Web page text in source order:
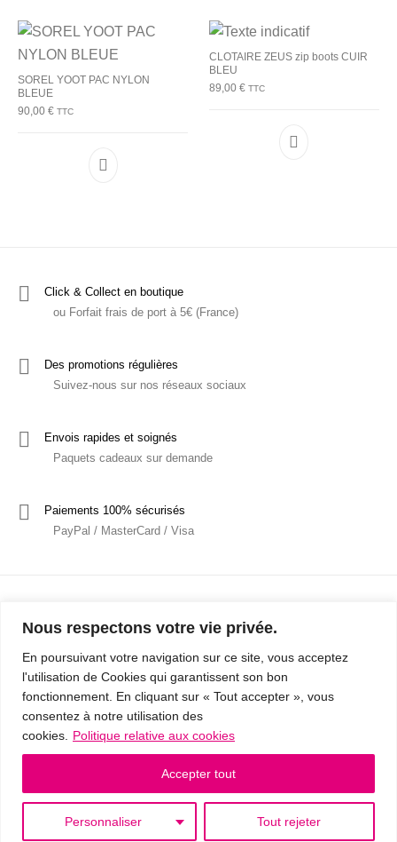
Nous respectons votre vie privée.
En poursuivant votre navigation sur ce site, vous acceptez
l'utilisation de Cookies qui garantissent son bon
fonctionnement. En cliquant sur « Tout accepter », vous
consentez à notre utilisation des
cookies.
Politique relative aux cookies
Personnaliser Tout rejeter
Accepter tout
SOREL YOOT PAC NYLON
BLEUE
90,00€ TTC
Ce produit a plusieurs variations. Les options
CLOTAIRE ZEUS zip boots CUIR
BLEU
89,00 € TTC
Ce produit a
Click & Collect en boutique
ou Forfait frais de port à 5€ (France)
Des promotions régulières
Suivez-nous sur nos réseaux sociaux
Envois rapides et soignés
Paquets cadeaux sur demande
Paiements 100% sécurisés
PayPal / MasterCard / Visa
Mentions Légales
Politique de confidentialité / RGPD
Conditions Générales de Vente
© 2019 - Cousins & Cousines